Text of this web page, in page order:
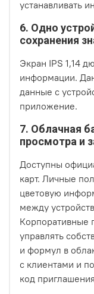
устанавливать
6. Одно
сохранения
Экран IPS 1,14
информации.
данные с
приложение.
7. Облачная
просмотра и
Доступны
карт. Личные
цветовую
между
Корпоративные
управлять
и формул в
с клиентами и
код